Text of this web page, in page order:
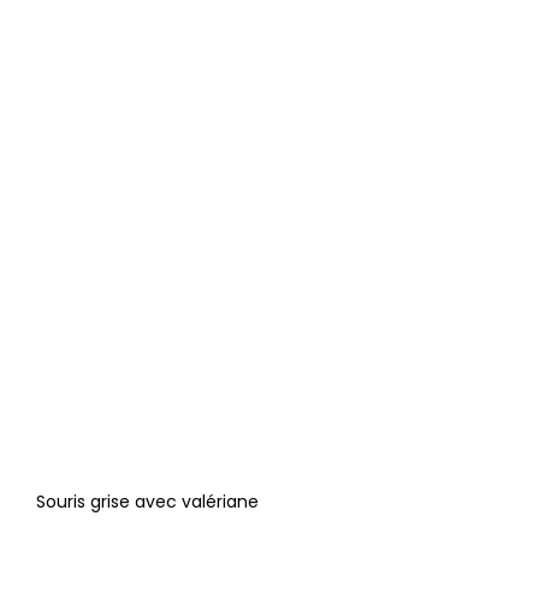
Souris grise avec valériane